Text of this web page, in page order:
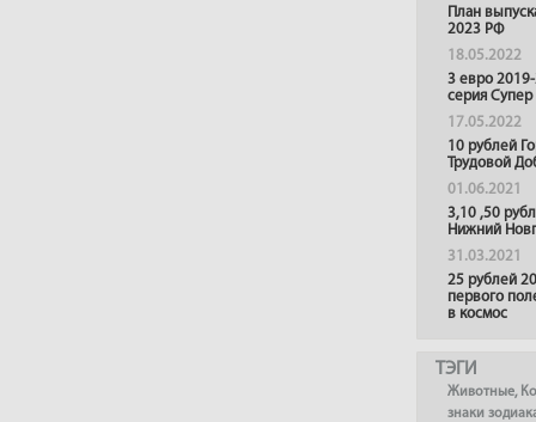
План
2023 РФ
18.05.2022
3 евро
серия
17.05.2022
10 рублей
Трудовой
01.06.2021
3,10 ,50
Нижний
31.03.2021
25 рублей
первого
в космос
ТЭГИ
Животные,
знаки